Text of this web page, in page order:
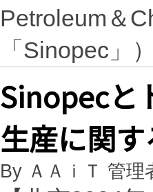
Petroleum＆
「Sinopec」
Sinopecと
生産に関
By ＡＡｉＴ 管理